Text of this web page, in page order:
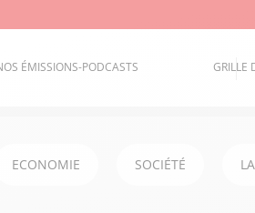
ÉMISSIONS-PODCASTS GRILLE
ECONOMIE SOCIÉTÉ